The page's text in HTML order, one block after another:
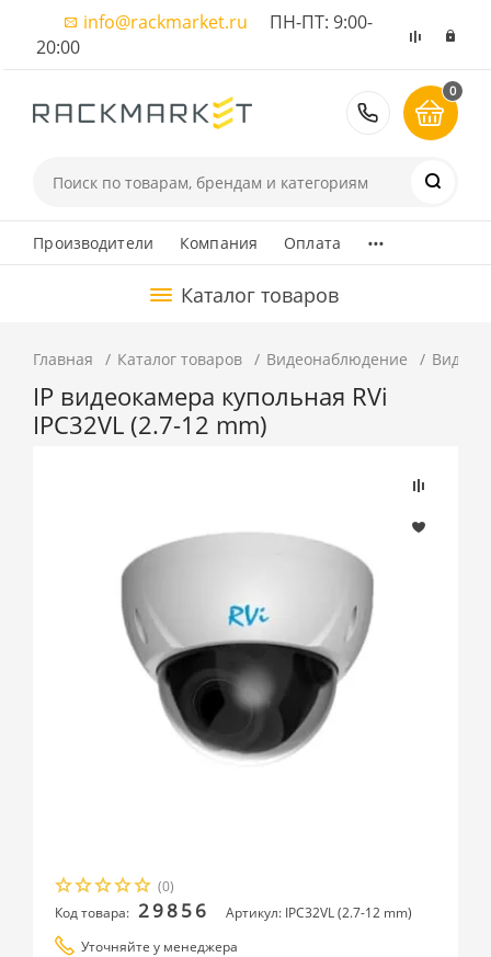
info@rackmarket.ru ПН-ПТ: 9:00-
20:00
8 (495)
0
Производители Компания Оплата ...
Каталог товаров
Главная Каталог товаров Видеонаблюдение
IP видеокамера купольная RVi
IPC32VL (2.7-12 mm)
(0)
Код товара: 29856
Артикул: IPC32VL (2.7-12 mm)
Уточняйте у менеджера